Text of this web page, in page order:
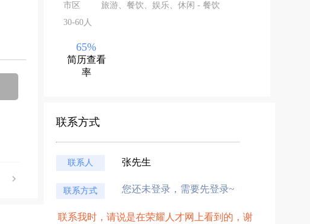
市区
旅游、餐饮、娱乐、休闲 - 餐饮
30-60人
65%
简历查看
率
联系方式
联系人 张先生
联系方式 您还未登录，需要先登录~
联系我时，请说是在荣耀人才网上看到的，谢